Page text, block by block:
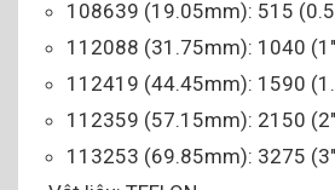
108639 (19.05mm): 515
112088 (31.75mm): 1040
112419 (44.45mm): 1590
112359 (57.15mm): 2150
113253 (69.85mm): 3275